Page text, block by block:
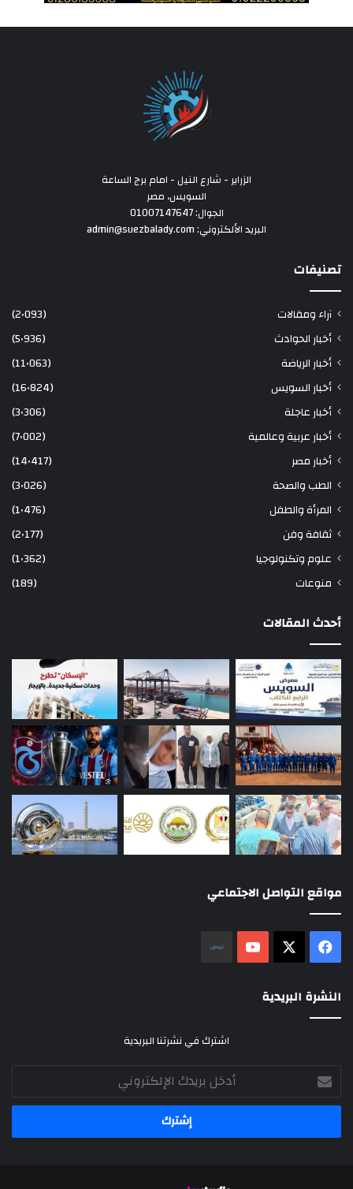
الزراير - شارع النيل - امام برج الساعة
السويس، مصر
الجوال: 01007147647
البريد الألكتروني: admin@suezbalady.com
تصنيفات
آراء ومقالات
(2٬093)
أخبار الحوادث
(5٬936)
أخبار الرياضة
(11٬063)
أخبار السويس
(16٬824)
أخبار عاجلة
(3٬306)
أخبار عربية وعالمية
(7٬002)
أخبار مصر
(14٬417)
الطب والصحة
(3٬026)
المرأة والطفل
(1٬476)
ثقافة وفن
(2٬177)
علوم وتكنولوجيا
(1٬362)
منوعات
(189)
أحدث المقالات
مواقع التواصل الاجتماعي
فيسبوك ‫YouTube
النشرة البريدية
اشترك في نشرتنا البريدية
أدخل
بريدك
الإلكتروني